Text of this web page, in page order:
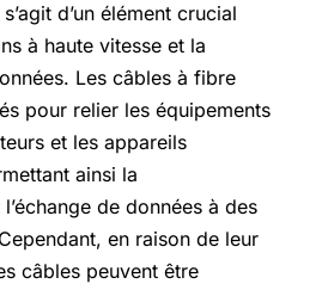
d’un élément crucial
à haute vitesse et la
Les câbles à fibre
pour relier les équipements
et les appareils
ainsi la
de données à des
en raison de leur
câbles peuvent être